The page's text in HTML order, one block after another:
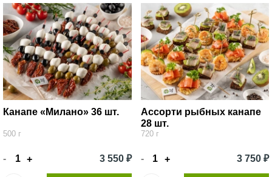
Канапе «Милано» 36 шт.
500 г
- + 3 550 ₽
Ассорти рыбных канапе
28 шт.
720 г
- + 3 750 ₽